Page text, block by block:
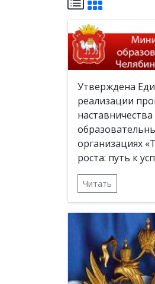
Утверждена
реализации
наставничества
организациях
роста: путь к
Читать